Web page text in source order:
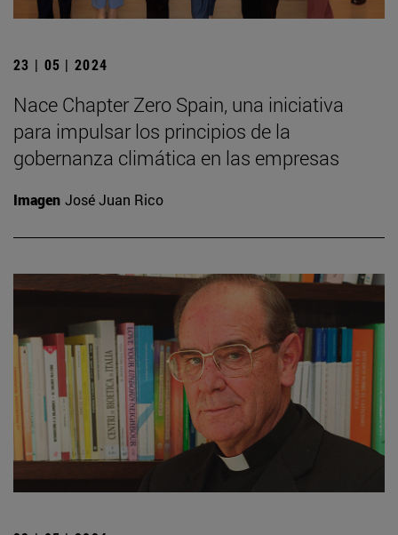
23 | 05 | 2024
Nace Chapter Zero Spain, una iniciativa
para impulsar los principios de la
gobernanza climática en las empresas
Imagen José Juan Rico